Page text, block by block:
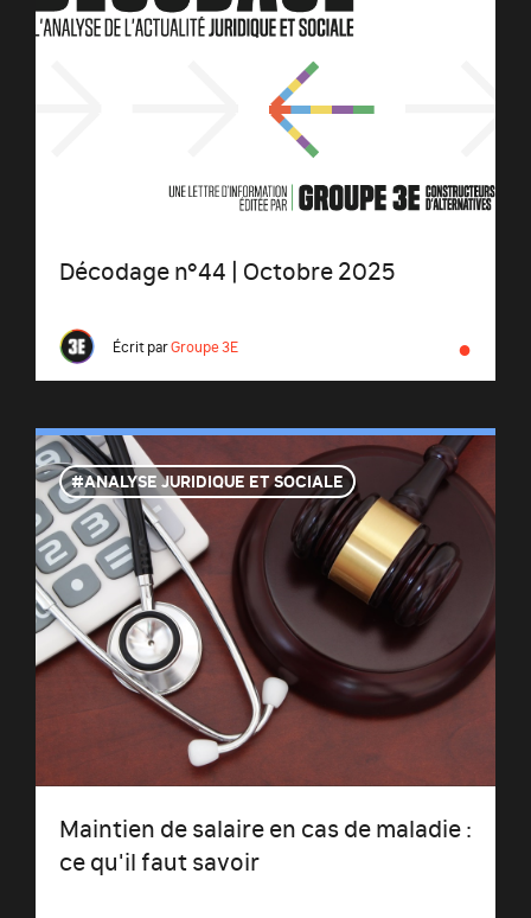
Décodage n°44 | Octobre 2025
Écrit parGroupe 3E ●
ANALYSE JURIDIQUE ET SOCIALE
Maintien de salaire en cas de maladie :
ce qu'il faut savoir